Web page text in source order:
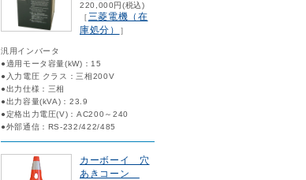
220,000円(税込)
［三菱電機（在
庫処分）
］
汎用インバータ
●適用モータ容量(kW)：15
●入力電圧 クラス：三相200V
●出力仕様：三相
●出力容量(kVA)：23.9
●定格出力電圧(V)：AC200～240
●外部通信：RS-232/422/485
カーボーイ 穴
あきコーン